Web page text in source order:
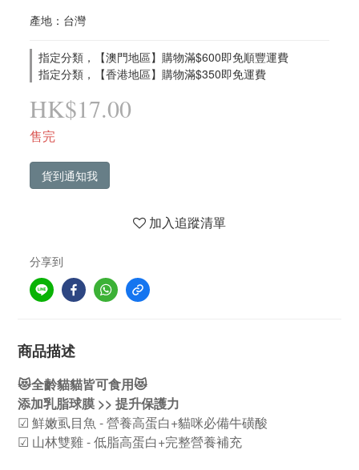
產地：台灣
指定分類，【澳門地區】購物滿$600即免順豐運費
指定分類，【香港地區】購物滿$350即免運費
HK$17.00
售完
貨到通知我
加入追蹤清單
分享到
商品描述
😻全齡貓貓皆可食用😻
添加乳脂球膜 >> 提升保護力
☑ 鮮嫩虱目魚 - 營養高蛋白+貓咪必備牛磺酸
☑ 山林雙雞 - 低脂高蛋白+完整營養補充